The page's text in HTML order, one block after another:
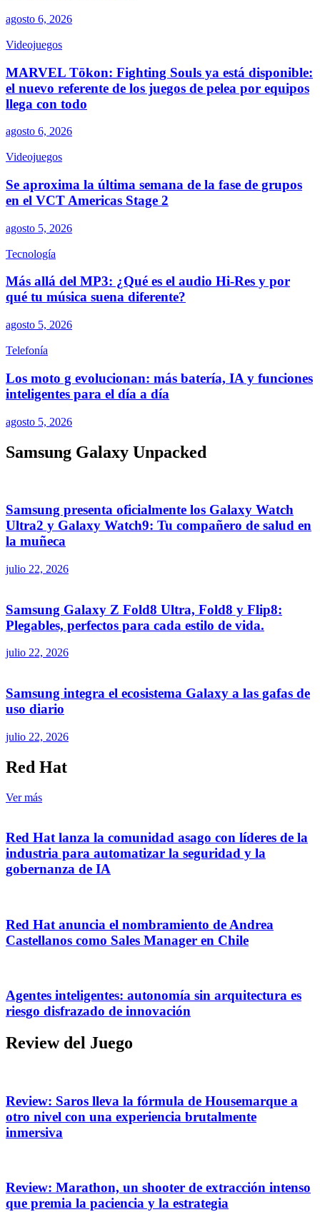
agosto 6, 2026
Videojuegos
MARVEL Tōkon: Fighting Souls ya está disponible:
el nuevo referente de los juegos de pelea por equipos
llega con todo
agosto 6, 2026
Videojuegos
Se aproxima la última semana de la fase de grupos
en el VCT Americas Stage 2
agosto 5, 2026
Tecnología
Más allá del MP3: ¿Qué es el audio Hi-Res y por
qué tu música suena diferente?
agosto 5, 2026
Telefonía
Los moto g evolucionan: más batería, IA y funciones
inteligentes para el día a día
agosto 5, 2026
Samsung Galaxy Unpacked
Samsung presenta oficialmente los Galaxy Watch
Ultra2 y Galaxy Watch9: Tu compañero de salud en
la muñeca
julio 22, 2026
Samsung Galaxy Z Fold8 Ultra, Fold8 y Flip8:
Plegables, perfectos para cada estilo de vida.
julio 22, 2026
Samsung integra el ecosistema Galaxy a las gafas de
uso diario
julio 22, 2026
Red Hat
Ver más
Red Hat lanza la comunidad asago con líderes de la
industria para automatizar la seguridad y la
gobernanza de IA
Red Hat anuncia el nombramiento de Andrea
Castellanos como Sales Manager en Chile
Agentes inteligentes: autonomía sin arquitectura es
riesgo disfrazado de innovación
Review del Juego
Review: Saros lleva la fórmula de Housemarque a
otro nivel con una experiencia brutalmente
inmersiva
Review: Marathon, un shooter de extracción intenso
que premia la paciencia y la estrategia